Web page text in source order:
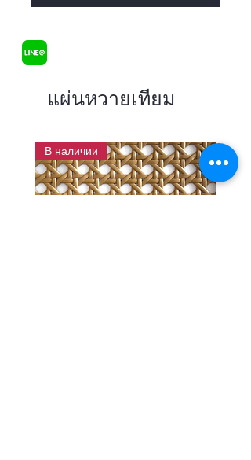
แผ่นหวายเทียม
В наличии